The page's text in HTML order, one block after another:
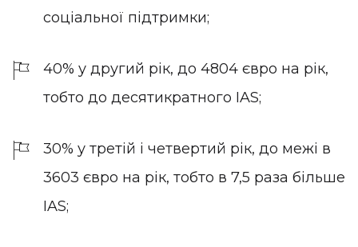
соціальної підтримки;
40% у другий рік, до 4804 євро на рік,
тобто до десятикратного IAS;
30% у третій і четвертий рік, до межі в
3603 євро на рік, тобто в 7,5 раза більше
IAS;